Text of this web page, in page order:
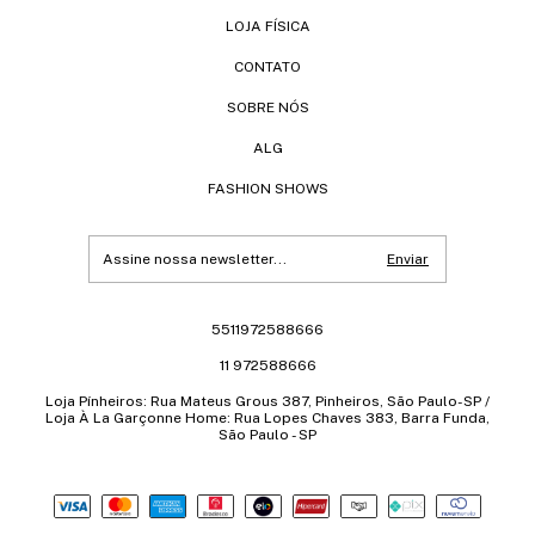
LOJA FÍSICA
CONTATO
SOBRE NÓS
ALG
FASHION SHOWS
5511972588666
11 972588666
Loja Pínheiros: Rua Mateus Grous 387, Pinheiros, São Paulo-SP /
Loja À La Garçonne Home: Rua Lopes Chaves 383, Barra Funda,
São Paulo - SP